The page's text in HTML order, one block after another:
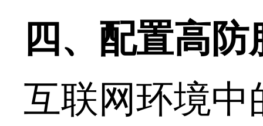
四、配置高防
互联网环境中